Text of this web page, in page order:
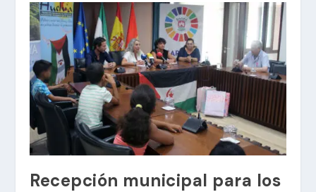
Recepción municipal para los